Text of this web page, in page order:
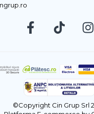
©Copyright Cin Grup Srl